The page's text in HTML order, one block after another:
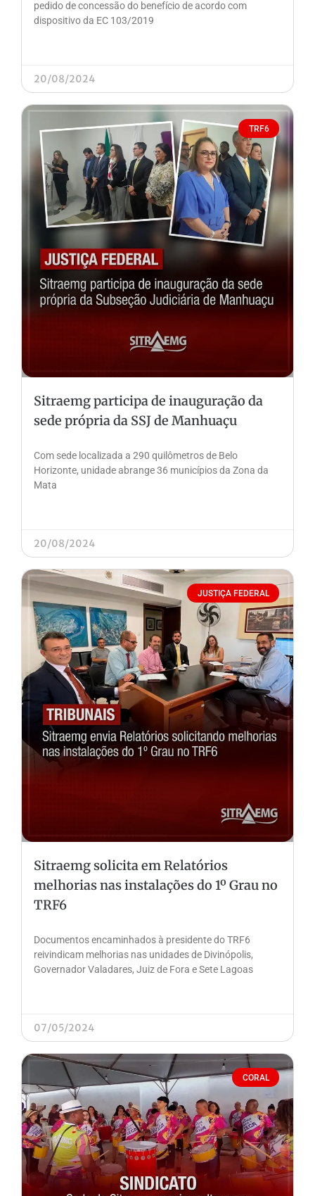
pedido de concessão do benefício de acordo com
dispositivo da EC 103/2019
20/08/2024
TRF6
Sitraemg participa de inauguração da
sede própria da SSJ de Manhuaçu
Com sede localizada a 290 quilômetros de Belo
Horizonte, unidade abrange 36 municípios da Zona da
Mata
20/08/2024
JUSTIÇA FEDERAL
Sitraemg solicita em Relatórios
melhorias nas instalações do 1º Grau no
TRF6
Documentos encaminhados à presidente do TRF6
reivindicam melhorias nas unidades de Divinópolis,
Governador Valadares, Juiz de Fora e Sete Lagoas
07/05/2024
CORAL